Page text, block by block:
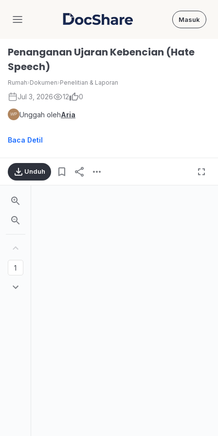
DocShare Masuk
Penanganan Ujaran Kebencian (Hate
Speech)
Rumah›Dokumen›Penelitian & Laporan
Jul 3, 2026 12 0
Unggah olehAria
Baca Detil
Unduh